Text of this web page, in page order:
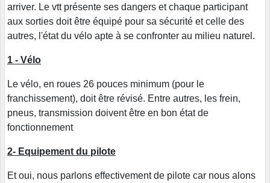
arriver. Le vtt présente ses dangers et chaque participant
aux sorties doit être équipé pour sa sécurité et celle des
autres, l'état du vélo apte à se confronter au milieu naturel.
1 - Vélo
Le vélo, en roues 26 pouces minimum (pour le
franchissement), doit être révisé. Entre autres, les frein,
pneus, transmission doivent être en bon état de
fonctionnement
2- Equipement du pilote
Et oui, nous parlons effectivement de pilote car nous alons